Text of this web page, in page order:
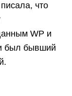
что
WP и
был бывший